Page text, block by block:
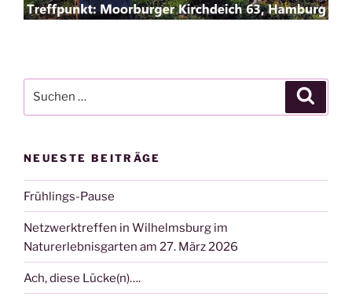
nach:
NEUESTE BEITRÄGE
Frühlings-Pause
Netzwerktreffen in Wilhelmsburg im
Naturerlebnisgarten am 27. März 2026
Ach, diese Lücke(n)….